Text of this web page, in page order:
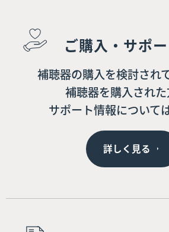
ご購入・サポ
補聴器の購入を検討され
補聴器を購入された
サポート情報について
詳しく見る